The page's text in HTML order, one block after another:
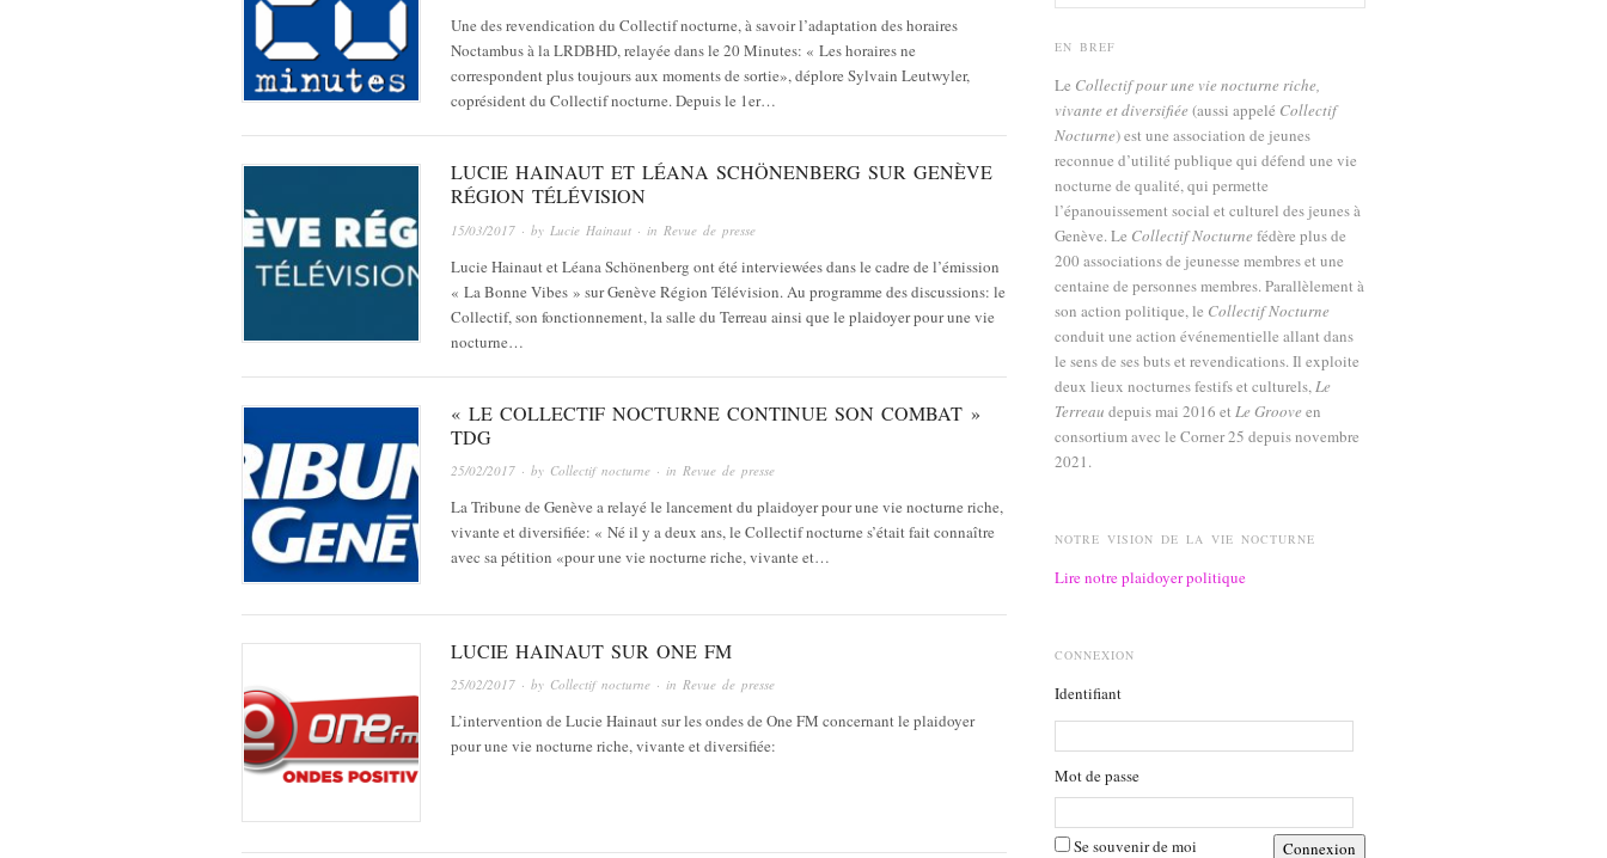
Une des revendication du Collectif nocturne, à savoir l’adaptation des horaires
Noctambus à la LRDBHD, relayée dans le 20 Minutes: « Les horaires ne
correspondent plus toujours aux moments de sortie», déplore Sylvain Leutwyler,
coprésident du Collectif nocturne. Depuis le 1er…
LUCIE HAINAUT ET LÉANA SCHÖNENBERG SUR GENÈVE
RÉGION TÉLÉVISION
15/03/2017 · by Lucie Hainaut · in Revue de presse
Lucie Hainaut et Léana Schönenberg ont été interviewées dans le cadre de l’émission
« La Bonne Vibes » sur Genève Région Télévision. Au programme des discussions: le
Collectif, son fonctionnement, la salle du Terreau ainsi que le plaidoyer pour une vie
nocturne…
« LE COLLECTIF NOCTURNE CONTINUE SON COMBAT »
TDG
25/02/2017 · by Collectif nocturne · in Revue de presse
La Tribune de Genève a relayé le lancement du plaidoyer pour une vie nocturne riche,
vivante et diversifiée: « Né il y a deux ans, le Collectif nocturne s’était fait connaître
avec sa pétition «pour une vie nocturne riche, vivante et…
LUCIE HAINAUT SUR ONE FM
25/02/2017 · by Collectif nocturne · in Revue de presse
L’intervention de Lucie Hainaut sur les ondes de One FM concernant le plaidoyer
pour une vie nocturne riche, vivante et diversifiée:
EN BREF
Le Collectif pour une vie nocturne riche,
vivante et diversifiée (aussi appelé Collectif
Nocturne) est une association de jeunes
reconnue d’utilité publique qui défend une vie
nocturne de qualité, qui permette
l’épanouissement social et culturel des jeunes à
Genève. Le Collectif Nocturne fédère plus de
200 associations de jeunesse membres et une
centaine de personnes membres. Parallèlement à
son action politique, le Collectif Nocturne
conduit une action événementielle allant dans
le sens de ses buts et revendications. Il exploite
deux lieux nocturnes festifs et culturels,Le
Terreau depuis mai 2016 et Le Groove en
consortium avec le Corner 25 depuis novembre
2021.
NOTRE VISION DE LA VIE NOCTURNE
Lire notre plaidoyer politique
CONNEXION
Identifiant
Mot de passe
Se souvenir de moi